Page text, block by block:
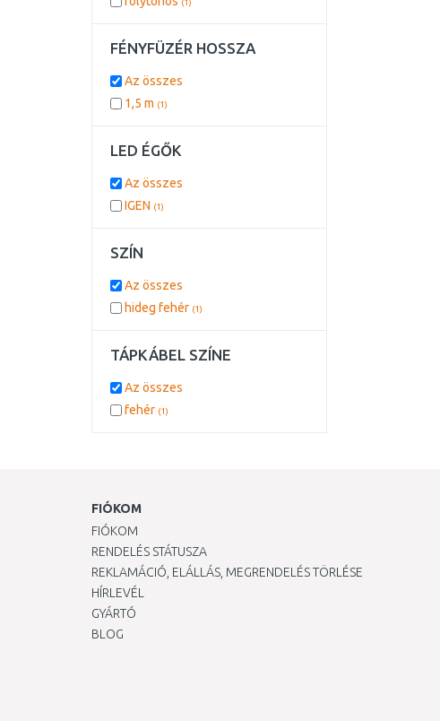
(1)
FÉNYFÜZÉR HOSSZA
Az összes
1,5 m (1)
LED ÉGŐK
Az összes
IGEN (1)
SZÍN
Az összes
hideg fehér (1)
TÁPKÁBEL SZÍNE
Az összes
fehér (1)
FIÓKOM
FIÓKOM
RENDELÉS STÁTUSZA
REKLAMÁCIÓ, ELÁLLÁS, MEGRENDELÉS TÖRLÉSE
HÍRLEVÉL
GYÁRTÓ
BLOG